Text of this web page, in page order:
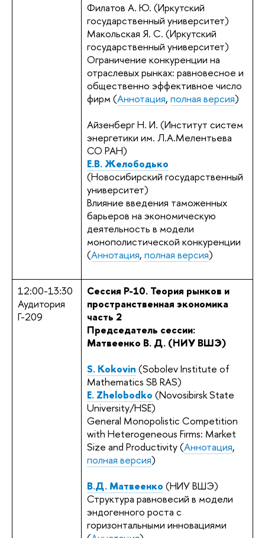
Филатов А. Ю. (Иркутский
государственный университет)
Макольская Я. С. (Иркутский
государственный университет)
Ограничение конкуренции на
отраслевых рынках: равновесное и
общественно эффективное число
фирм (Аннотация, полная версия)
Айзенберг Н. И. (Институт систем
энергетики им. Л.А.Мелентьева
СО РАН)
Е.В. Желободько
(Новосибирский государственный
университет)
Влияние введения таможенных
барьеров на экономическую
деятельность в модели
монополистической конкуренции
(Аннотация, полная версия)
12:00-13:30
Аудитория
Г-209
Сеccия P-10. Теория рынков и
пространственная экономика
часть 2
Председатель сессии:
Матвеенко В. Д. (НИУ ВШЭ)
S. Kokovin (Sobolev Institute of
Mathematics SB RAS)
E. Zhelobodko (Novosibirsk State
University/HSE)
General Monopolistic Competition
with Heterogeneous Firms: Market
Size and Productivity (Аннотация,
полная версия)
В.Д. Матвеенко (НИУ ВШЭ)
Структура равновесий в модели
эндогенного роста с
горизонтальными инновациями